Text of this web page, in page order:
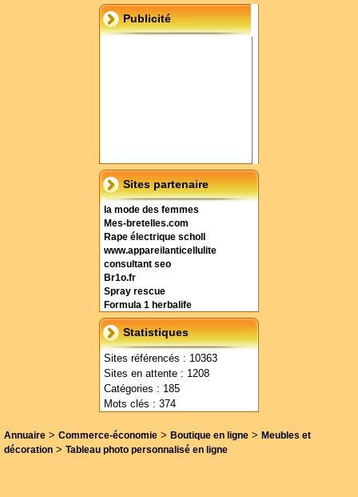
Publicité
Sites partenaire
la mode des femmes
Mes-bretelles.com
Rape électrique scholl
www.appareilanticellulite
consultant seo
Br1o.fr
Spray rescue
Formula 1 herbalife
Statistiques
Sites référencés : 10363
Sites en attente : 1208
Catégories : 185
Mots clés : 374
Annuaire > Commerce-économie > Boutique en ligne > Meubles et
décoration > Tableau photo personnalisé en ligne